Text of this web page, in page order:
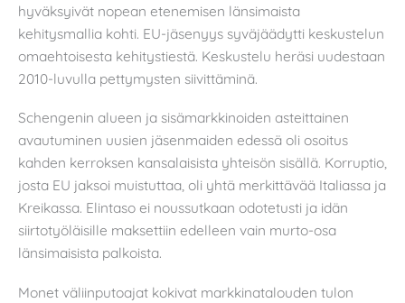
hyväksyivät nopean etenemisen länsimaista
kehitysmallia kohti. EU-jäsenyys syväjäädytti keskustelun
omaehtoisesta kehitystiestä. Keskustelu heräsi uudestaan
2010-luvulla pettymysten siivittäminä.
Schengenin alueen ja sisämarkkinoiden asteittainen
avautuminen uusien jäsenmaiden edessä oli osoitus
kahden kerroksen kansalaisista yhteisön sisällä. Korruptio,
josta EU jaksoi muistuttaa, oli yhtä merkittävää Italiassa ja
Kreikassa. Elintaso ei noussutkaan odotetusti ja idän
siirtotyöläisille maksettiin edelleen vain murto-osa
länsimaisista palkoista.
Monet väliinputoajat kokivat markkinatalouden tulon